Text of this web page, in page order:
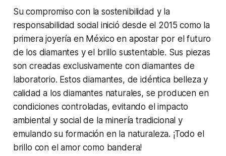
Su compromiso con la sostenibilidad y la
responsabilidad social inició desde el 2015 como la
primera joyería en México en apostar por el futuro
de los diamantes y el brillo sustentable. Sus piezas
son creadas exclusivamente con diamantes de
laboratorio. Estos diamantes, de idéntica belleza y
calidad a los diamantes naturales, se producen en
condiciones controladas, evitando el impacto
ambiental y social de la minería tradicional y
emulando su formación en la naturaleza. ¡Todo el
brillo con el amor como bandera!